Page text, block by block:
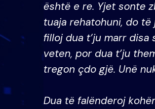
është e re. Yjet sonte
tuaja rehatohuni, do
filloj dua t’ju marr
veten, por dua t’ju
tregon çdo gjë. Unë
Dua të falënderoj